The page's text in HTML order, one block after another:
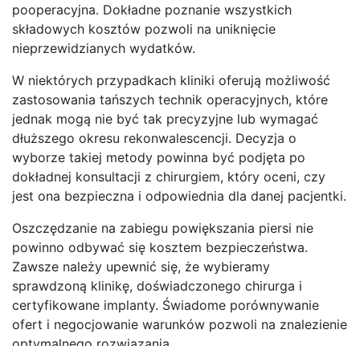
pooperacyjna. Dokładne poznanie wszystkich
składowych kosztów pozwoli na uniknięcie
nieprzewidzianych wydatków.
W niektórych przypadkach kliniki oferują możliwość
zastosowania tańszych technik operacyjnych, które
jednak mogą nie być tak precyzyjne lub wymagać
dłuższego okresu rekonwalescencji. Decyzja o
wyborze takiej metody powinna być podjęta po
dokładnej konsultacji z chirurgiem, który oceni, czy
jest ona bezpieczna i odpowiednia dla danej pacjentki.
Oszczędzanie na zabiegu powiększania piersi nie
powinno odbywać się kosztem bezpieczeństwa.
Zawsze należy upewnić się, że wybieramy
sprawdzoną klinikę, doświadczonego chirurga i
certyfikowane implanty. Świadome porównywanie
ofert i negocjowanie warunków pozwoli na znalezienie